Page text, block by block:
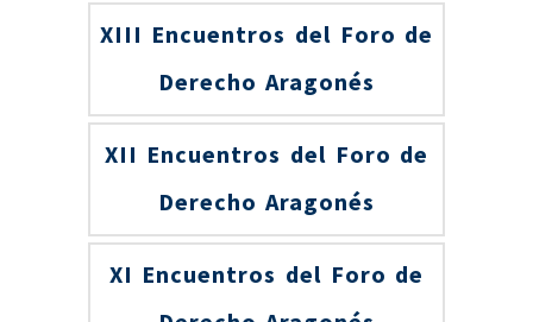
XIII Encuentros del Foro de
Derecho Aragonés
XII Encuentros del Foro de
Derecho Aragonés
XI Encuentros del Foro de